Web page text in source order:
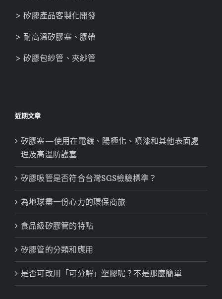
> 矽膠產品客製化開發
> 耐高溫矽膠塞、膠帶
> 矽膠包紗管、夾紗管
近期文章
矽膠塞—使用在電鍍、陽極化、噴漆和其他表面處
理及高溫防護塞
矽膠吸管是否符合台灣SGS檢驗標準？
為地球盡一份心力的環保商旅
食品級矽膠管的特點
矽膠管的分類和應用
是否可改用「可分解」塑膠呢？不是那麼簡單